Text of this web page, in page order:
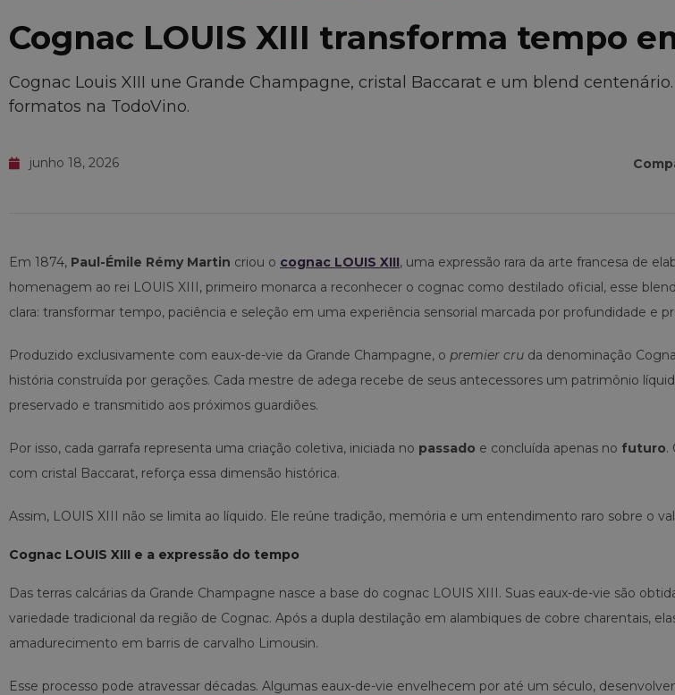
Cognac LOUIS XIII transforma tempo
Cognac Louis XIII une Grande Champagne, cristal Baccarat e um blend
formatos na TodoVino.
junho 18, 2026
Em 1874, Paul-Émile Rémy Martin criou o cognac LOUIS XIII, uma expressão rara da arte francesa de
homenagem ao rei LOUIS XIII, primeiro monarca a reconhecer o cognac como destilado oficial, esse
clara: transformar tempo, paciência e seleção em uma experiência sensorial marcada por profundidade e
Produzido exclusivamente com eaux-de-vie da Grande Champagne, o premier cru da denominação
história construída por gerações. Cada mestre de adega recebe de seus antecessores um patrimônio
preservado e transmitido aos próximos guardiões.
Por isso, cada garrafa representa uma criação coletiva, iniciada no passado e concluída apenas no futuro.
com cristal Baccarat, reforça essa dimensão histórica.
Assim, LOUIS XIII não se limita ao líquido. Ele reúne tradição, memória e um entendimento raro sobre o
Cognac LOUIS XIII e a expressão do tempo
Das terras calcárias da Grande Champagne nasce a base do cognac LOUIS XIII. Suas eaux-de-vie são
variedade tradicional da região de Cognac. Após a dupla destilação em alambiques de cobre charentais,
amadurecimento em barris de carvalho Limousin.
Esse processo pode atravessar décadas. Algumas eaux-de-vie envelhecem por até um século,